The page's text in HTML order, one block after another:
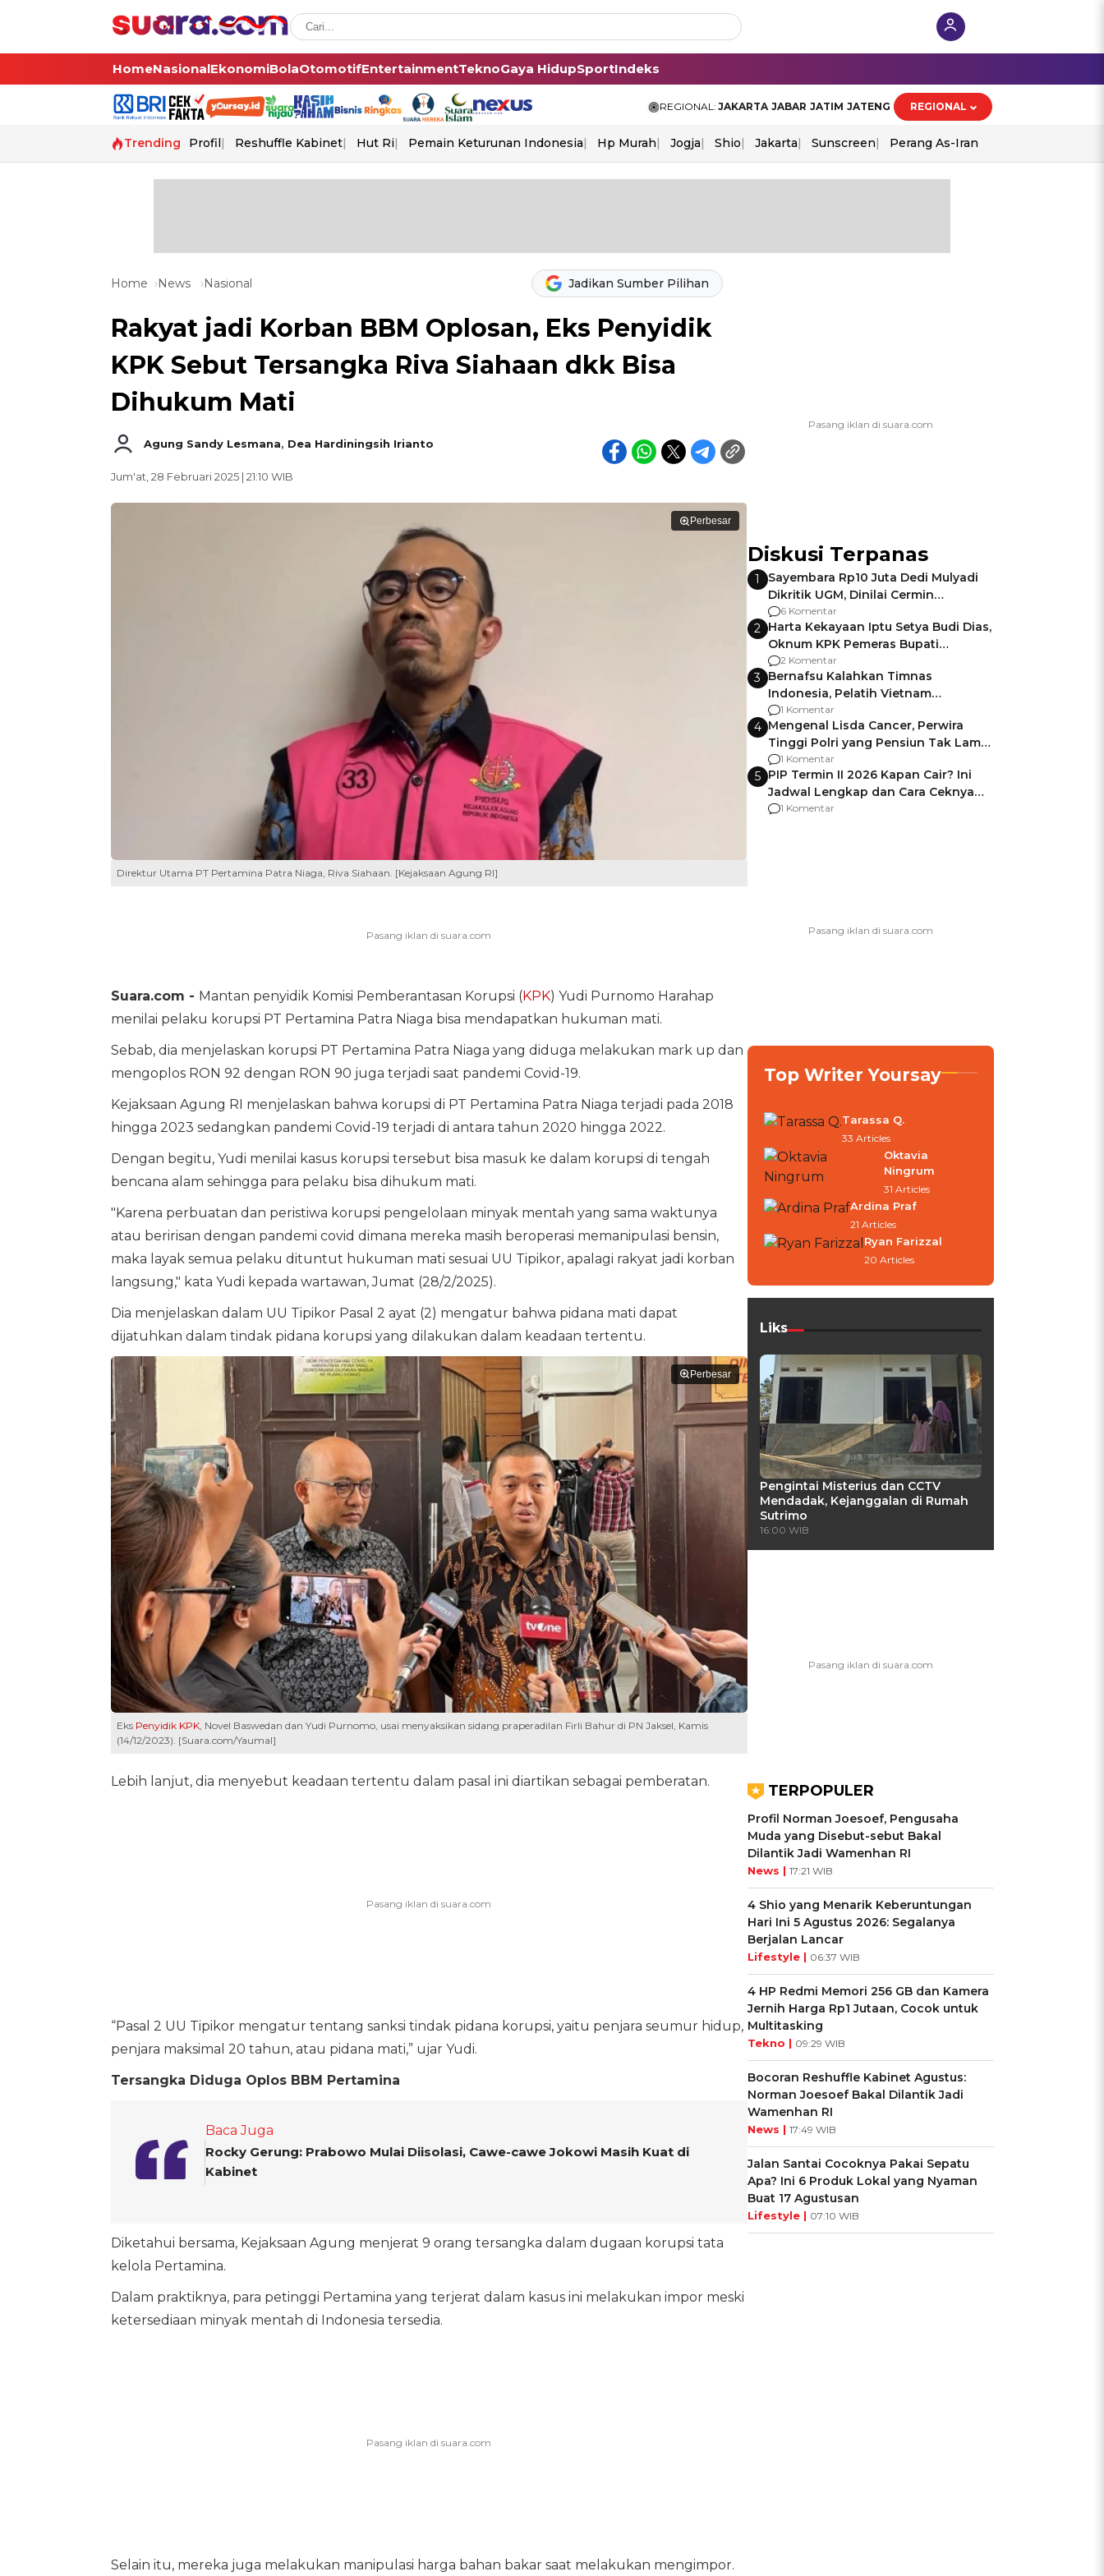
HomeNasionalEkonomiBolaOtomotifEntertainmentTeknoGaya HidupSportIndeks
REGIONAL: JAKARTA JABAR JATIM JATENG REGIONAL
Trending Profil Reshuffle Kabinet Hut Ri Pemain Keturunan Indonesia Hp Murah Jogja Shio Jakarta Sunscreen Perang As-Iran
Home News Nasional Jadikan Sumber Pilihan
Rakyat jadi Korban BBM Oplosan, Eks Penyidik
KPK Sebut Tersangka Riva Siahaan dkk Bisa
Dihukum Mati
Agung Sandy Lesmana, Dea Hardiningsih Irianto
Jum'at, 28 Februari 2025 | 21:10 WIB
Perbesar
Direktur Utama PT Pertamina Patra Niaga, Riva Siahaan. [Kejaksaan Agung RI]
Suara.com - Mantan penyidik Komisi Pemberantasan Korupsi (KPK) Yudi Purnomo Harahap
menilai pelaku korupsi PT Pertamina Patra Niaga bisa mendapatkan hukuman mati.
Sebab, dia menjelaskan korupsi PT Pertamina Patra Niaga yang diduga melakukan mark up dan
mengoplos RON 92 dengan RON 90 juga terjadi saat pandemi Covid-19.
Kejaksaan Agung RI menjelaskan bahwa korupsi di PT Pertamina Patra Niaga terjadi pada 2018
hingga 2023 sedangkan pandemi Covid-19 terjadi di antara tahun 2020 hingga 2022.
Dengan begitu, Yudi menilai kasus korupsi tersebut bisa masuk ke dalam korupsi di tengah
bencana alam sehingga para pelaku bisa dihukum mati.
"Karena perbuatan dan peristiwa korupsi pengelolaan minyak mentah yang sama waktunya
atau beririsan dengan pandemi covid dimana mereka masih beroperasi memanipulasi bensin,
maka layak semua pelaku dituntut hukuman mati sesuai UU Tipikor, apalagi rakyat jadi korban
langsung," kata Yudi kepada wartawan, Jumat (28/2/2025).
Dia menjelaskan dalam UU Tipikor Pasal 2 ayat (2) mengatur bahwa pidana mati dapat
dijatuhkan dalam tindak pidana korupsi yang dilakukan dalam keadaan tertentu.
Perbesar
Eks Penyidik KPK, Novel Baswedan dan Yudi Purnomo, usai menyaksikan sidang praperadilan Firli Bahur di PN Jaksel, Kamis
(14/12/2023). [Suara.com/Yaumal]
Lebih lanjut, dia menyebut keadaan tertentu dalam pasal ini diartikan sebagai pemberatan.
“Pasal 2 UU Tipikor mengatur tentang sanksi tindak pidana korupsi, yaitu penjara seumur hidup,
penjara maksimal 20 tahun, atau pidana mati,” ujar Yudi.
Tersangka Diduga Oplos BBM Pertamina
Baca Juga
Rocky Gerung: Prabowo Mulai Diisolasi, Cawe-cawe Jokowi Masih Kuat di
Kabinet
Diketahui bersama, Kejaksaan Agung menjerat 9 orang tersangka dalam dugaan korupsi tata
kelola Pertamina.
Dalam praktiknya, para petinggi Pertamina yang terjerat dalam kasus ini melakukan impor meski
ketersediaan minyak mentah di Indonesia tersedia.
Selain itu, mereka juga melakukan manipulasi harga bahan bakar saat melakukan mengimpor.
Diskusi Terpanas
1
Sayembara Rp10 Juta Dedi Mulyadi
Dikritik UGM, Dinilai Cermin
Gagalnya Negara Jamin Keamanan
6 Komentar
2 Harta Kekayaan Iptu Setya Budi Dias,
Oknum KPK Pemeras Bupati
Pemalang
2 Komentar
3 Bernafsu Kalahkan Timnas
Indonesia, Pelatih Vietnam
Berencana Pakai Jimat di Pakansari
1 Komentar
4 Mengenal Lisda Cancer, Perwira
Tinggi Polri yang Pensiun Tak Lama
Usai Jadi Brigjen
1 Komentar
5 PIP Termin II 2026 Kapan Cair? Ini
Jadwal Lengkap dan Cara Ceknya
agar Dana Tidak Hangus!
1 Komentar
Top Writer Yoursay
Tarassa Q.
33 Articles
Oktavia
Ningrum
31 Articles
Ardina Praf
21 Articles
Ryan Farizzal
20 Articles
Liks
Pengintai Misterius dan CCTV
Mendadak, Kejanggalan di Rumah
Sutrimo
16:00 WIB
TERPOPULER
Profil Norman Joesoef, Pengusaha
Muda yang Disebut-sebut Bakal
Dilantik Jadi Wamenhan RI
News | 17:21 WIB
4 Shio yang Menarik Keberuntungan
Hari Ini 5 Agustus 2026: Segalanya
Berjalan Lancar
Lifestyle | 06:37 WIB
4 HP Redmi Memori 256 GB dan Kamera
Jernih Harga Rp1 Jutaan, Cocok untuk
Multitasking
Tekno | 09:29 WIB
Bocoran Reshuffle Kabinet Agustus:
Norman Joesoef Bakal Dilantik Jadi
Wamenhan RI
News | 17:49 WIB
Jalan Santai Cocoknya Pakai Sepatu
Apa? Ini 6 Produk Lokal yang Nyaman
Buat 17 Agustusan
Lifestyle | 07:10 WIB